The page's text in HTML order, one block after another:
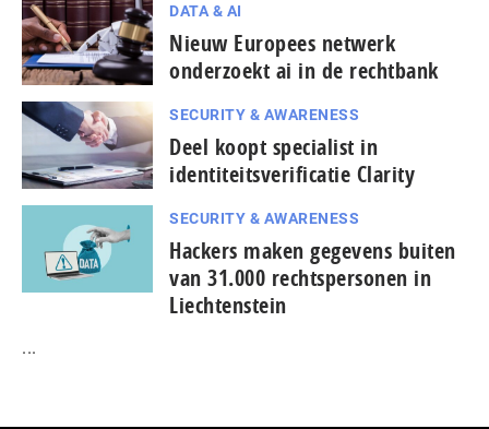
DATA & AI
Nieuw Europees netwerk
onderzoekt ai in de rechtbank
SECURITY & AWARENESS
Deel koopt specialist in
identiteitsverificatie Clarity
SECURITY & AWARENESS
Hackers maken gegevens buiten
van 31.000 rechtspersonen in
Liechtenstein
...